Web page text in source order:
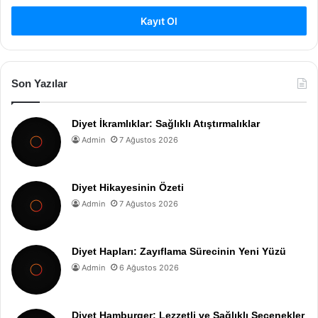
Kayıt Ol
Son Yazılar
Diyet İkramlıklar: Sağlıklı Atıştırmalıklar
Admin 7 Ağustos 2026
Diyet Hikayesinin Özeti
Admin 7 Ağustos 2026
Diyet Hapları: Zayıflama Sürecinin Yeni Yüzü
Admin 6 Ağustos 2026
Diyet Hamburger: Lezzetli ve Sağlıklı Seçenekler